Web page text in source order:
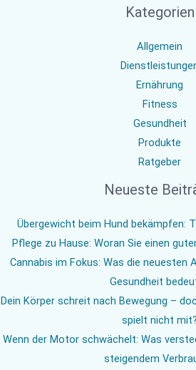
Kategorien
Allgemein
Ernährung
Fitness
Gesundheit
Produkte
Ratgeber
Neueste
Übergewicht beim Hund bekämpfen:
Pflege zu Hause: Woran Sie einen
Cannabis im Fokus: Was die neuesten
Gesundheit
Dein Körper schreit nach Bewegung –
spielt nicht mit?
Wenn der Motor schwächelt: Was
steigendem